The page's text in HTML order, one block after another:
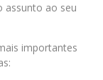
assunto ao seu
importantes